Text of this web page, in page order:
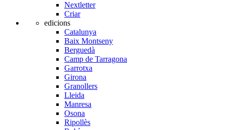
Nextletter
Criar
edicions
Catalunya
Baix Montseny
Berguedà
Camp de Tarragona
Garrotxa
Girona
Granollers
Lleida
Manresa
Osona
Ripollès